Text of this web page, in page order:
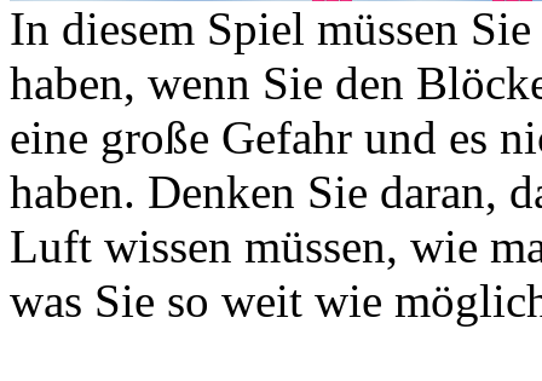
In diesem Spiel müssen
haben, wenn Sie den
eine große Gefahr und es
haben. Denken Sie daran,
Luft wissen müssen, wie
was Sie so weit wie